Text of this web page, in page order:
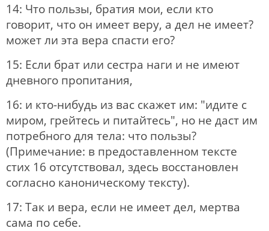
14: Что пользы, братия мои, если кто
говорит, что он имеет веру, а дел не имеет?
может ли эта вера спасти его?
15: Если брат или сестра наги и не имеют
дневного пропитания,
16: и кто-нибудь из вас скажет им: "идите с
миром, грейтесь и питайтесь", но не даст им
потребного для тела: что пользы?
(Примечание: в предоставленном тексте
стих 16 отсутствовал, здесь восстановлен
согласно каноническому тексту).
17: Так и вера, если не имеет дел, мертва
сама по себе.